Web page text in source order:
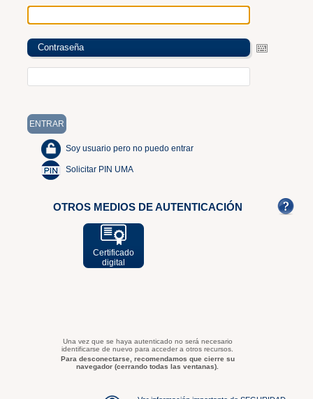
Contraseña
Soy usuario pero no puedo entrar
Solicitar PIN UMA
OTROS MEDIOS DE AUTENTICACIÓN
Certificado
digital
Una vez que se haya autenticado no será necesario
identificarse de nuevo para acceder a otros recursos.
Para desconectarse, recomendamos que cierre su
navegador (cerrando todas las ventanas).